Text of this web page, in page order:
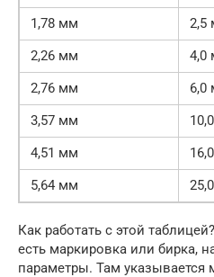
1,78 мм
2,5
2,26 мм
4,0
2,76 мм
6,0
3,57 мм
4,51 мм
5,64 мм
Как работать с этой
есть маркировка или бирка,
параметры. Там указывается